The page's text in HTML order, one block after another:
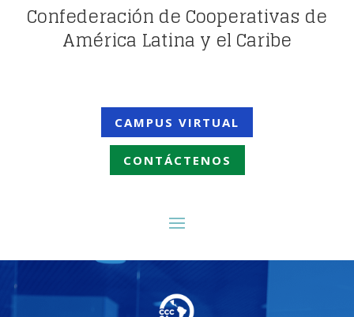
Confederación de Cooperativas de
América Latina y el Caribe
CAMPUS VIRTUAL
CONTÁCTENOS